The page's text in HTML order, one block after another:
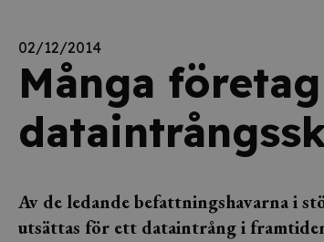
02/12/2014
Många
Av de ledande befattningshavarna i
utsättas för ett dataintrång i